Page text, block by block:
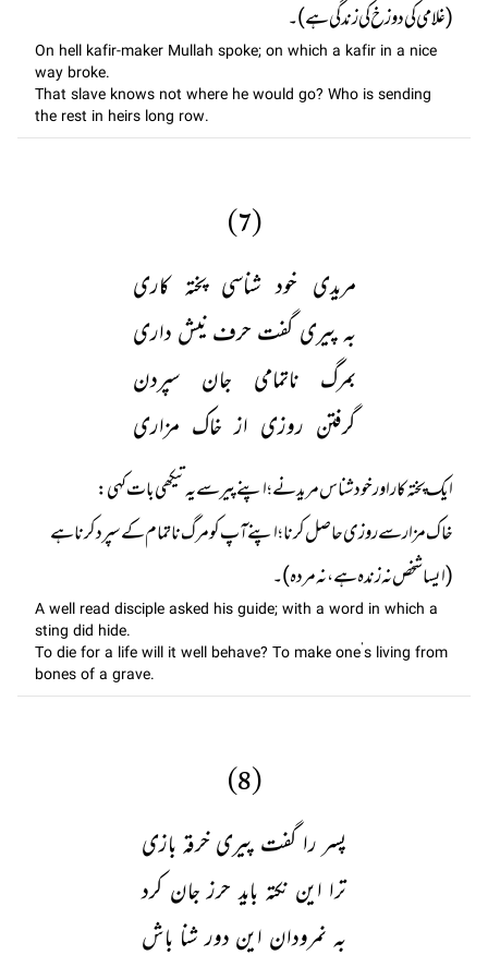
(غلامی کی دوزخ کی زندگی ہے)۔
On hell kafir-maker Mullah spoke; on which a kafir in a nice
way broke.
That slave knows not where he would go? Who is sending
the rest in heirs long row.
(7)
مریدی خود شناسی پختہ کاری
بہ پیری گفت حرف نیش داری
بمرگ ناتمامی جان سپردن
گرفتن روزی از خاک مزاری
خاک مزار سے روزی حاصل کرنا ؛ اپنے آپ کو مرگ ناتمام کے سپرد کرنا ہے
(ایسا شخص نہ زندہ ہے ، نہ مردہ)۔
A well read disciple asked his guide; with a word in which a
sting did hide.
To die for a life will it well behave? To make one’s living from
bones of a grave.
(8)
پسر را گفت پیری خرقہ بازی
ترا این نکتہ باید حرز جان کرد
بہ نمرودان این دور شنا باش